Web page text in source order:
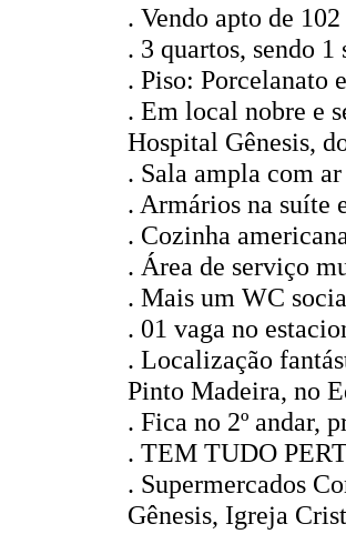
. Vendo apto de
. 3 quartos, sendo
. Piso: Porcelanato
. Em local nobre e
Hospital Gênesis,
. Sala ampla com
. Armários na suíte
. Cozinha
. Área de serviço
. Mais um WC
. 01 vaga no
. Localização
Pinto Madeira, no
. Fica no 2º andar,
. TEM TUDO
. Supermercados
Gênesis, Igreja